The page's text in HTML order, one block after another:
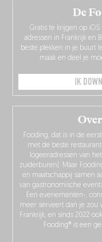
Fooding, dat is in de
met de beste
logeeradressen van
zuiderburen). Maar
en maatschappij samen
van gastronomische
Een evenementen-,
meer serveert dan je zou
Frankrijk, en sinds 2022
Fooding® is een
De
Gratis te krijgen op
adressen in Frankrijk en
beste plekken in je buurt
maak en deel je
IK